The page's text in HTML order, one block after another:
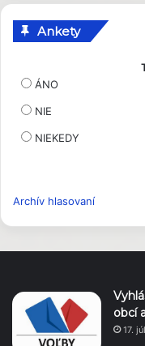
Ankety
ÁNO
NIE
NIEKEDY
Archív hlasovaní
obcí
17.